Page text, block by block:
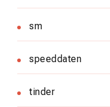
sm
speeddaten
tinder